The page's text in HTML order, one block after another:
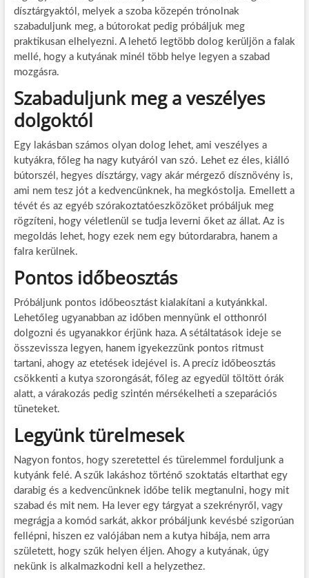
dísztárgyaktól, melyek a szoba közepén trónolnak
szabaduljunk meg, a bútorokat pedig próbáljuk meg
praktikusan elhelyezni. A lehető legtöbb dolog kerüljön a falak
mellé, hogy a kutyának minél több helye legyen a szabad
mozgásra.
Szabaduljunk meg a veszélyes
dolgoktól
Egy lakásban számos olyan dolog lehet, ami veszélyes a
kutyákra, főleg ha nagy kutyáról van szó. Lehet ez éles, kiálló
bútorszél, hegyes dísztárgy, vagy akár mérgező dísznövény is,
ami nem tesz jót a kedvencünknek, ha megkóstolja. Emellett a
tévét és az egyéb szórakoztatóeszközöket próbáljuk meg
rögzíteni, hogy véletlenül se tudja leverni őket az állat. Az is
megoldás lehet, hogy ezek nem egy bútordarabra, hanem a
falra kerülnek.
Pontos időbeosztás
Próbáljunk pontos időbeosztást kialakítani a kutyánkkal.
Lehetőleg ugyanabban az időben mennyünk el otthonról
dolgozni és ugyanakkor érjünk haza. A sétáltatások ideje se
összevissza legyen, hanem igyekezzünk pontos ritmust
tartani, ahogy az etetések idejével is. A precíz időbeosztás
csökkenti a kutya szorongását, főleg az egyedül töltött órák
alatt, a várakozás pedig szintén mérsékelheti a szeparációs
tüneteket.
Legyünk türelmesek
Nagyon fontos, hogy szeretettel és türelemmel forduljunk a
kutyánk felé. A szűk lakáshoz történő szoktatás eltarthat egy
darabig és a kedvencünknek időbe telik megtanulni, hogy mit
szabad és mit nem. Ha lever egy tárgyat a szekrényről, vagy
megrágja a komód sarkát, akkor próbáljunk kevésbé szigorúan
fellépni, hiszen ez valójában nem a kutya hibája, nem arra
született, hogy szűk helyen éljen. Ahogy a kutyának, úgy
nekünk is alkalmazkodni kell a helyzethez.